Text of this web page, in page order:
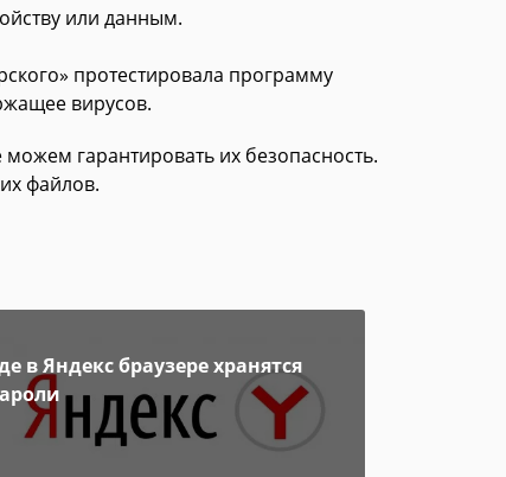
или данным.
протестировала программу
вирусов.
гарантировать их безопасность.
файлов.
в Яндекс браузере хранятся